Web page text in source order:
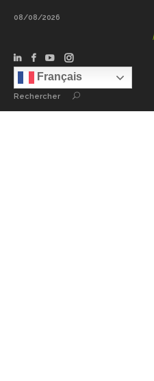
08/08/2026
Français
Rechercher